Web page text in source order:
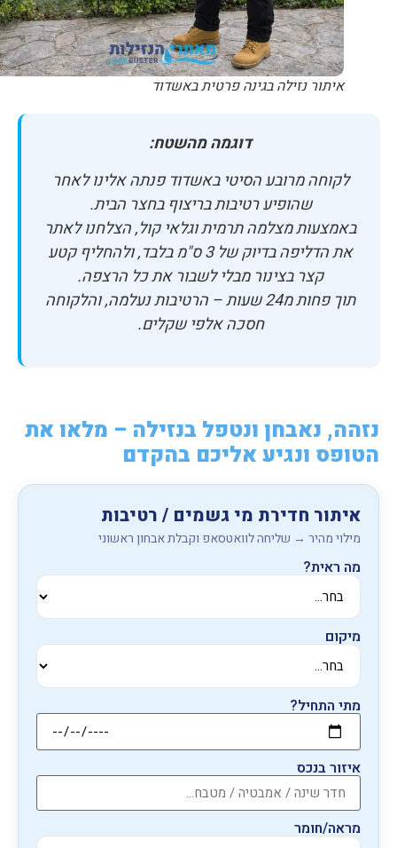
איתור נזילה בגינה פרטית באשדוד
דוגמה מהשטח:
לקוחה מרובע הסיטי באשדוד פנתה אלינו לאחר
שהופיע רטיבות בריצוף בחצר הבית.
באמצעות מצלמה תרמית וגלאי קול, הצלחנו לאתר
את הדליפה בדיוק של 3 ס"מ בלבד, ולהחליף קטע
קצר בצינור מבלי לשבור את כל הרצפה.
תוך פחות מ24 שעות – הרטיבות נעלמה, והלקוחה
חסכה אלפי שקלים.
נזהה, נאבחן ונטפל בנזילה – מלאו את
הטופס ונגיע אליכם בהקדם
איתור חדירת מי גשמים / רטיבות
מילוי מהיר → שליחה לוואטסאפ וקבלת אבחון ראשוני
מה ראית?
מיקום
מתי התחיל?
איזור בנכס
מראה/חומר